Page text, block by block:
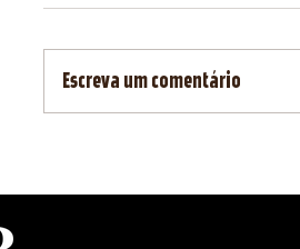
Escreva um comentário